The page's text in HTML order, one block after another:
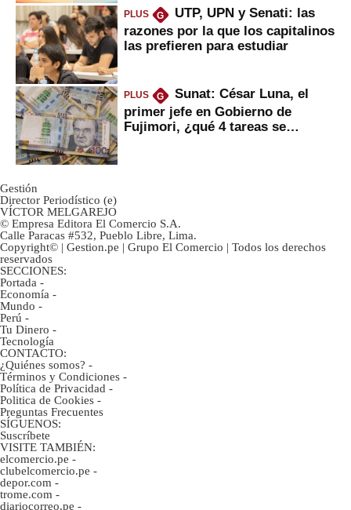
PLUS G
UTP, UPN y Senati: las
razones por la que los capitalinos
las prefieren para estudiar
PLUS G
Sunat: César Luna, el
primer jefe en Gobierno de
Fujimori, ¿qué 4 tareas se
Gestión
Director Periodístico (e)
VÍCTOR MELGAREJO
© Empresa Editora El Comercio S.A.
Calle Paracas #532, Pueblo Libre, Lima.
Copyright© | Gestion.pe | Grupo El Comercio | Todos los derechos
reservados
SECCIONES:
Portada -
Economía -
Mundo -
Perú -
Tu Dinero -
Tecnología
CONTACTO:
¿Quiénes somos? -
Términos y Condiciones -
Política de Privacidad -
Politica de Cookies -
Preguntas Frecuentes
SÍGUENOS:
Suscríbete
VISITE TAMBIÉN:
elcomercio.pe -
clubelcomercio.pe -
depor.com -
trome.com -
diariocorreo.pe -